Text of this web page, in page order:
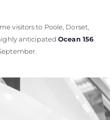
visitors to Poole, Dorset,
anticipatedOcean 156